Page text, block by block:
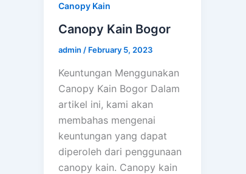
Canopy Kain
Canopy Kain Bogor
admin / February 5, 2023
Keuntungan Menggunakan
Canopy Kain Bogor Dalam
artikel ini, kami akan
membahas mengenai
keuntungan yang dapat
diperoleh dari penggunaan
canopy kain. Canopy kain